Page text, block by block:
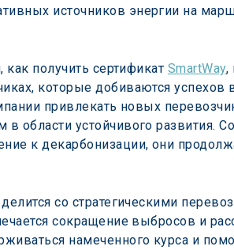
источников энергии на
получить сертификат SmartWay,
которые добиваются успехов
привлекать новых
области устойчивого развития.
к декарбонизации, они
со стратегическими
сокращение выбросов и
намеченного курса и